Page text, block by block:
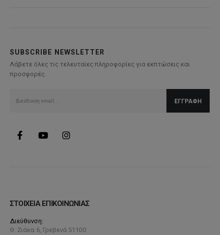
SUBSCRIBE NEWSLETTER
Λάβετε όλες τις τελευταίες πληροφορίες για εκπτώσεις και
προσφορές.
ΣΤΟΙΧΕΙΑ ΕΠΙΚΟΙΝΩΝΙΑΣ
Διεύθυνση:
Θ. Ζιάκα 6, Γρεβενά 51100